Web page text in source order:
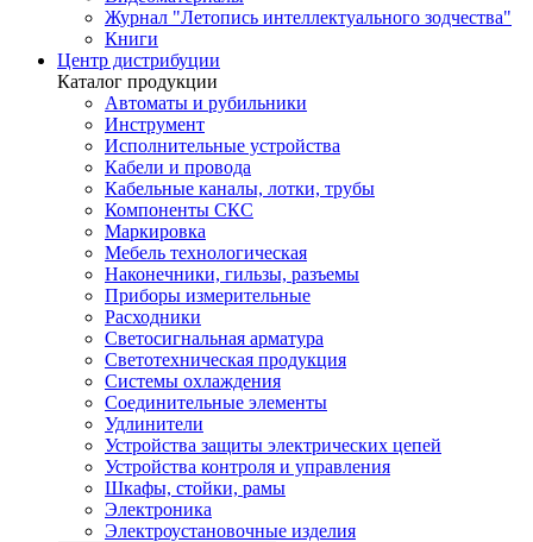
Журнал "Летопись интеллектуального зодчества"
Книги
Центр дистрибуции
Каталог продукции
Автоматы и рубильники
Инструмент
Исполнительные устройства
Кабели и провода
Кабельные каналы, лотки, трубы
Компоненты СКС
Маркировка
Мебель технологическая
Наконечники, гильзы, разъемы
Приборы измерительные
Расходники
Светосигнальная арматура
Светотехническая продукция
Системы охлаждения
Соединительные элементы
Удлинители
Устройства защиты электрических цепей
Устройства контроля и управления
Шкафы, стойки, рамы
Электроника
Электроустановочные изделия